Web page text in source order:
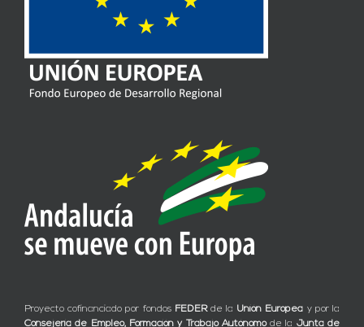
Proyecto cofinanciado por fondos FEDERde la Unión Europea y por la
Consejería de Empleo, Formación y Trabajo Autónomode la Junta de